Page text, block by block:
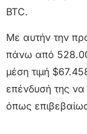
BTC.
Με αυτήν την
πάνω από
μέση τιμή
επένδυσή της
όπως